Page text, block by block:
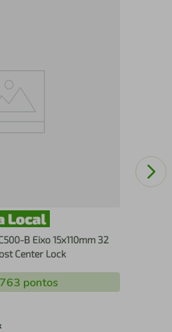
B Eixo 15x110mm 32
Center Lock
pontos